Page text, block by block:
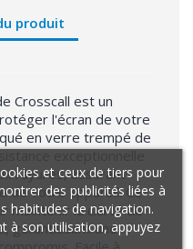
produit
Crosscall est un
l'écran de votre
en verre trempé de
rayures, assurant
de votre appareil. Ce
maintenir la clarté de
garantissant une
et ceux de tiers pour
des publicités liées à
habitudes de navigation.
à son utilisation, appuyez